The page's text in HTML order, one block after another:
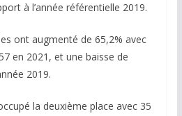
à l’année référentielle 2019.
ont augmenté de 65,2% avec
en 2021, et une baisse de
2019.
la deuxième place avec 35